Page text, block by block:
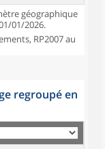
géographique
01/2026.
RP2007 au
regroupé en